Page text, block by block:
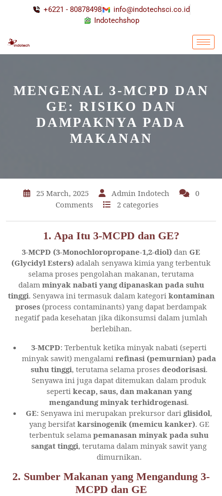
+6221 - 80878498
info@indotechsci.co.id
Indotechshop
MENGENAL 3-MCPD DAN
GE: RISIKO DAN
DAMPAKNYA PADA
MAKANAN
25 March, 2025 Admin Indotech
0
Comments
2 categories
1. Apa Itu 3-MCPD dan GE?
3-MCPD (3-Monochloropropane-1,2-diol) dan GE
(Glycidyl Esters) adalah senyawa kimia yang terbentuk
selama proses pengolahan makanan, terutama
dalam minyak nabati yang dipanaskan pada suhu
tinggi. Senyawa ini termasuk dalam kategori kontaminan
proses (process contaminants) yang dapat berdampak
negatif pada kesehatan jika dikonsumsi dalam jumlah
berlebihan.
3-MCPD: Terbentuk ketika minyak nabati (seperti
minyak sawit) mengalami refinasi (pemurnian) pada
suhu tinggi, terutama selama proses deodorisasi.
Senyawa ini juga dapat ditemukan dalam produk
seperti kecap, saus, dan makanan yang
mengandung minyak terhidrogenasi.
GE: Senyawa ini merupakan prekursor dari glisidol,
yang bersifat karsinogenik (memicu kanker). GE
terbentuk selama pemanasan minyak pada suhu
sangat tinggi, terutama dalam minyak sawit yang
dimurnikan.
2. Sumber Makanan yang Mengandung 3-
MCPD dan GE